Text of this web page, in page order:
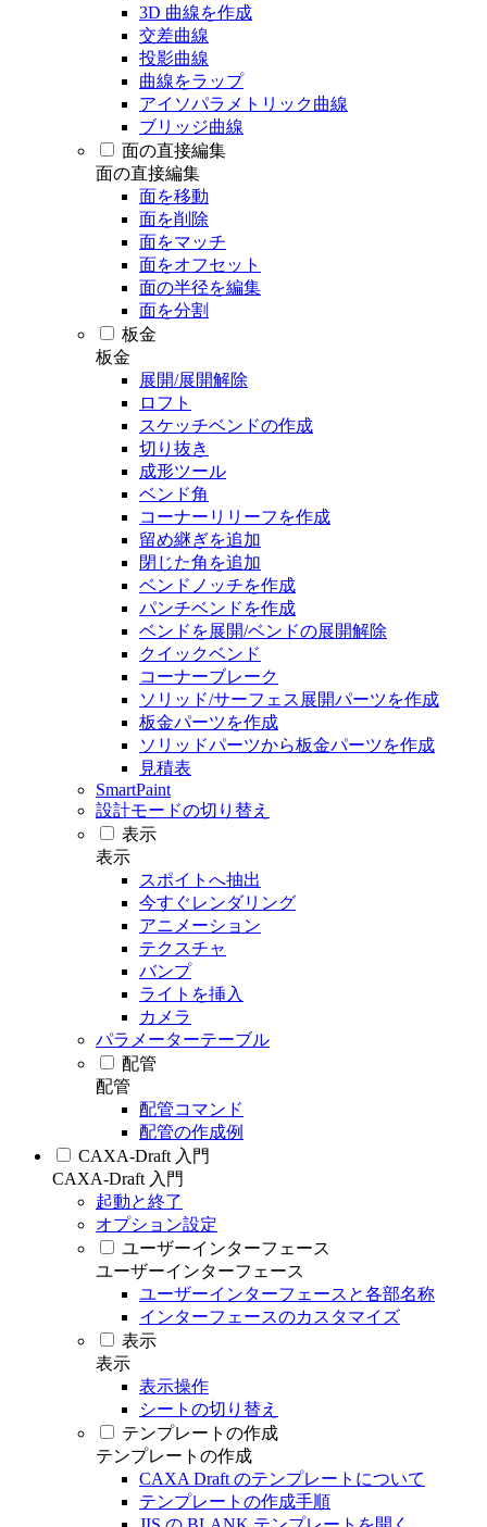
3D 曲線を作成
交差曲線
投影曲線
曲線をラップ
アイソパラメトリック曲線
ブリッジ曲線
面の直接編集
面の直接編集
面を移動
面を削除
面をマッチ
面をオフセット
面の半径を編集
面を分割
板金
板金
展開/展開解除
ロフト
スケッチベンドの作成
切り抜き
成形ツール
ベンド角
コーナーリリーフを作成
留め継ぎを追加
閉じた角を追加
ベンドノッチを作成
パンチベンドを作成
ベンドを展開/ベンドの展開解除
クイックベンド
コーナーブレーク
ソリッド/サーフェス展開パーツを作成
板金パーツを作成
ソリッドパーツから板金パーツを作成
見積表
SmartPaint
設計モードの切り替え
表示
表示
スポイトへ抽出
今すぐレンダリング
アニメーション
テクスチャ
バンプ
ライトを挿入
カメラ
パラメーターテーブル
配管
配管
配管コマンド
配管の作成例
CAXA-Draft 入門
CAXA-Draft 入門
起動と終了
オプション設定
ユーザーインターフェース
ユーザーインターフェース
ユーザーインターフェースと各部名称
インターフェースのカスタマイズ
表示
表示
表示操作
シートの切り替え
テンプレートの作成
テンプレートの作成
CAXA Draft のテンプレートについて
テンプレートの作成手順